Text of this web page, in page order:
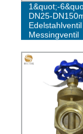
1&quot;-
DN25-
Edelstahlventil
Messingventil